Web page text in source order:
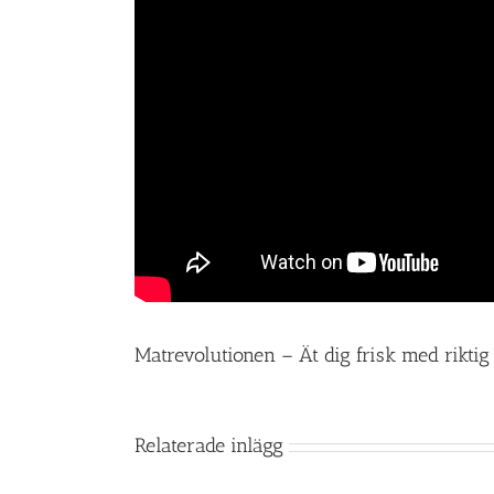
Matrevolutionen – Ät dig frisk med riktig
Relaterade inlägg